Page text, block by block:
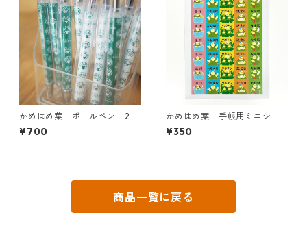
かめはめ葉 ボールペン 2本
アソート
¥700
かめはめ葉 手帳用ミニシー
ル
¥350
商品一覧に戻る